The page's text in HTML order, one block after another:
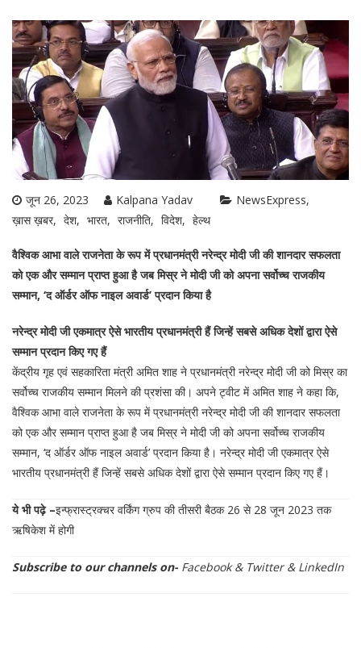
जून 26, 2023 Kalpana Yadav
NewsExpress
ख़ास ख़बर
देश भारत राजनीति विदेश हेल्थ
वैश्विक आभा वाले राजनेता के रूप में प्रधानमंत्री नरेन्द्र मोदी जी की शानदार सफलता
को एक और सम्मान प्राप्त हुआ है जब मिस्र ने मोदी जी को अपना सर्वोच्च राजकीय
सम्मान, ‘द ऑर्डर ऑफ नाइल अवार्ड’ प्रदान किया है
नरेन्द्र मोदी जी एकमात्र ऐसे भारतीय प्रधानमंत्री हैं जिन्हें सबसे अधिक देशों द्वारा ऐसे
सम्मान प्रदान किए गए हैं
केंद्रीय गृह एवं सहकारिता मंत्री अमित शाह ने प्रधानमंत्री नरेन्द्र मोदी जी को मिस्र का
सर्वोच्च राजकीय सम्मान मिलने की प्रशंसा की। अपने ट्वीट में अमित शाह ने कहा कि,
वैश्विक आभा वाले राजनेता के रूप में प्रधानमंत्री नरेन्द्र मोदी जी की शानदार सफलता
को एक और सम्मान प्राप्त हुआ है जब मिस्र ने मोदी जी को अपना सर्वोच्च राजकीय
सम्मान, ‘द ऑर्डर ऑफ नाइल अवार्ड’ प्रदान किया है। नरेन्द्र मोदी जी एकमात्र ऐसे
भारतीय प्रधानमंत्री हैं जिन्हें सबसे अधिक देशों द्वारा ऐसे सम्मान प्रदान किए गए हैं।
ये भी पढ़े –इन्फ्रास्ट्रक्चर वर्किंग ग्रुप की तीसरी बैठक 26 से 28 जून 2023 तक
ऋषिकेश में होगी
Subscribe to our channels on- Facebook& Twitter& LinkedIn